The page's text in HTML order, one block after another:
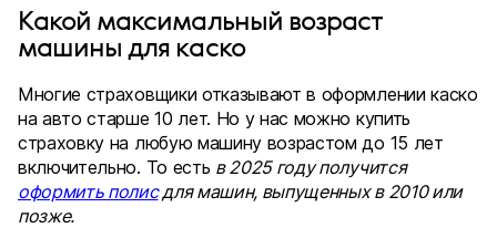
Какой максимальный возраст
машины для каско
Многие страховщики отказывают в оформлении каско
на авто старше 10 лет. Но у нас можно купить
страховку на любую машину возрастом до 15 лет
включительно. То есть в 2025 году получится
оформить полисдля машин, выпущенных в 2010 или
позже.